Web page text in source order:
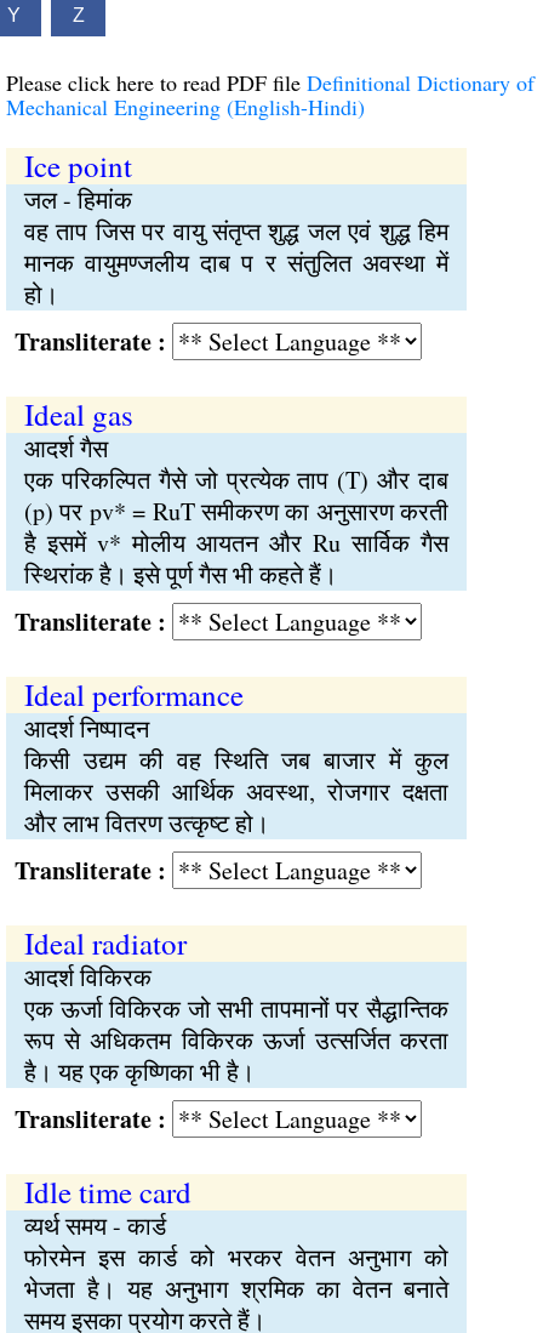
Y Z
Please click here to read PDF file Definitional Dictionary of
Mechanical Engineering (English-Hindi)
Ice point
जल - हिमांक
वह ताप जिस पर वायु संतृप्त शुद्ध जल एवं शुद्ध हिम
मानक वायुमण्जलीय दाब प र संतुलित अवस्था में
हो।
:
Ideal gas
आदर्श गैस
एक परिकल्पित गैसे जो प्रत्येक ताप (T) और दाब
(p) पर pv* = RuT समीकरण का अनुसारण करती
है इसमें v* मोलीय आयतन और Ru सार्विक गैस
स्थिरांक है। इसे पूर्ण गैस भी कहते हैं।
:
Ideal performance
आदर्श निष्पादन
किसी उद्यम की वह स्थिति जब बाजार में कुल
मिलाकर उसकी आर्थिक अवस्था, रोजगार दक्षता
और लाभ वितरण उत्कृष्ट हो।
:
Ideal radiator
आदर्श विकिरक
एक ऊर्जा विकिरक जो सभी तापमानों पर सैद्धान्तिक
रूप से अधिकतम विकिरक ऊर्जा उत्सर्जित करता
है। यह एक कृष्णिका भी है।
:
Idle time card
व्यर्थ समय - कार्ड
फोरमेन इस कार्ड को भरकर वेतन अनुभाग को
भेजता है। यह अनुभाग श्रमिक का वेतन बनाते
समय इसका प्रयोग करते हैं।